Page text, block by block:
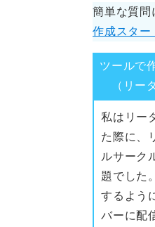
簡単な質問
作成スター
ツールで
（リー
私はリー
た際に、
ルサーク
題でした
するよう
バーに配